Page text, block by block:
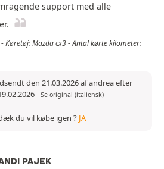
support med alle
Køretøj: Mazda cx3 - Antal kørte kilometer:
den 21.03.2026 af andrea efter
- Se original (italiensk)
du vil købe igen ? JA
PAJEK